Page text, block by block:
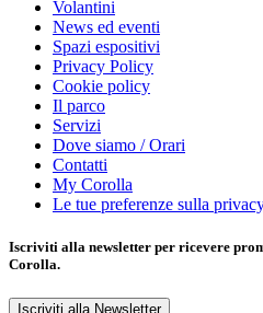
Volantini
News ed eventi
Spazi espositivi
Privacy Policy
Cookie policy
Il parco
Servizi
Dove siamo / Orari
Contatti
My Corolla
Le tue preferenze sulla
Iscriviti alla newsletter per ricevere
Corolla.
Iscriviti alla Newsletter